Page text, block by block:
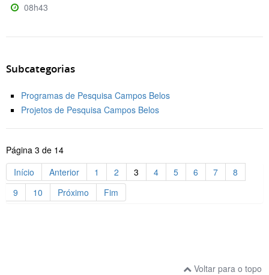
08h43
Subcategorias
Programas de Pesquisa Campos Belos
Projetos de Pesquisa Campos Belos
Página 3 de 14
Início
Anterior 1 2 3 4 5 6 7
8
9
10 Próximo Fim
Voltar para o topo